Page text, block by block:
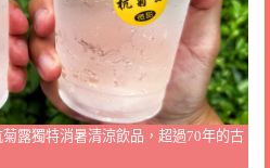
露獨特消暑清涼飲品，超過70年的古